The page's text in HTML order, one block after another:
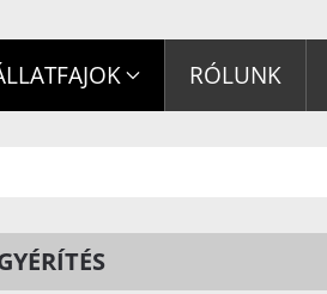
RÓLUNK